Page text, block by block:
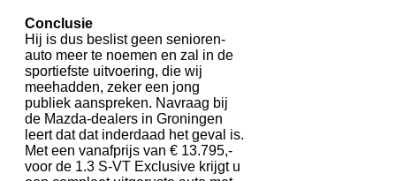
Conclusie
Hij is dus beslist geen senioren-
auto meer te noemen en zal in de
sportiefste uitvoering, die wij
meehadden, zeker een jong
publiek aanspreken. Navraag bij
de Mazda-dealers in Groningen
leert dat dat inderdaad het geval is.
Met een vanafprijs van € 13.795,-
voor de 1.3 S-VT Exclusive krijgt u